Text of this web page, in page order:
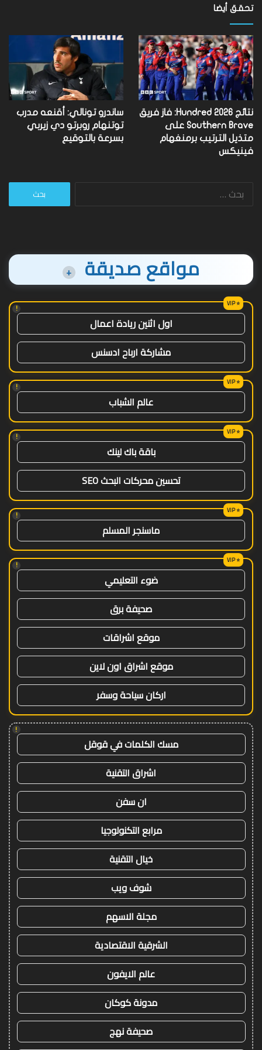
تحقق أيضا
نتائج Hundred 2026: فاز فريق
Southern Brave على
متذيل الترتيب برمنغهام
فينيكس
ساندرو تونالي: أقنعه مدرب
توتنهام روبرتو دي زيربي
بسرعة بالتوقيع
البحث
مواقع صديقة +
!
اول اثنين ريادة اعمال
مشاركة ارباح ادسنس
!
عالم الشباب
!
باقة باك لينك
تحسين محركات البحث SEO
!
ماسنجر المسلم
!
ضوء التعليمي
صحيفة برق
موقع اشراقات
موقع اشراق اون لاين
اركان سياحة وسفر
!
مسك الكلمات في قوقل
اشراق التقنية
ان سفن
مرابع التكنولوجيا
خيال التقنية
شوف ويب
مجلة الاسهم
الشرقية الاقتصادية
عالم الايفون
مدونة كوكان
صحيفة نهج